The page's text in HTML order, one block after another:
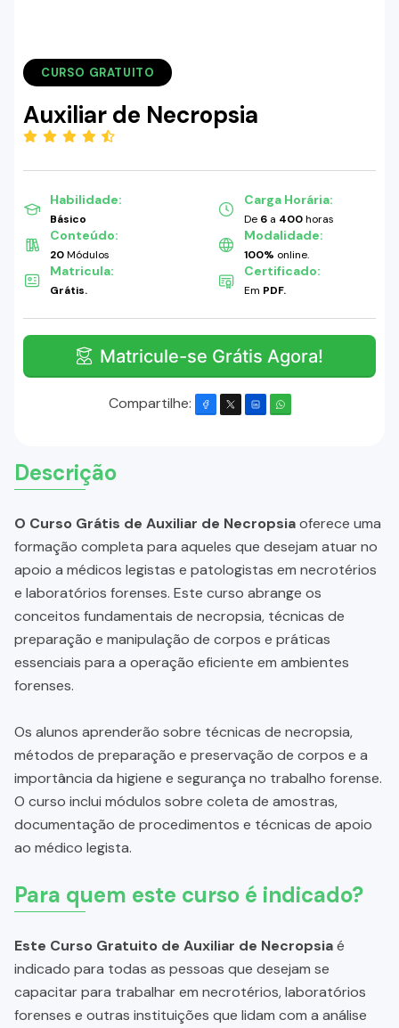
CURSO GRATUITO
Auxiliar de Necropsia
Habilidade:
Básico
Carga Horária:
De 6 a 400horas
Conteúdo:
20Módulos
Modalidade:
100% online.
Matricula:
Grátis.
Certificado:
Em PDF.
Matricule-se Grátis Agora!
Compartilhe:
Descrição
O Curso Grátis de Auxiliar de Necropsiaoferece uma
formação completa para aqueles que desejam atuar no
apoio a médicos legistas e patologistas em necrotérios
e laboratórios forenses. Este curso abrange os
conceitos fundamentais de necropsia, técnicas de
preparação e manipulação de corpos e práticas
essenciais para a operação eficiente em ambientes
forenses.
Os alunos aprenderão sobre técnicas de necropsia,
métodos de preparação e preservação de corpos e a
importância da higiene e segurança no trabalho forense.
O curso inclui módulos sobre coleta de amostras,
documentação de procedimentos e técnicas de apoio
ao médico legista.
Para quem este curso é indicado?
Este Curso Gratuito de Auxiliar de Necropsiaé
indicado para todas as pessoas que desejam se
capacitar para trabalhar em necrotérios, laboratórios
forenses e outras instituições que lidam com a análise